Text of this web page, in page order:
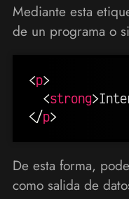
Mediante esta
de un programa o
<p>
<strong>
</p>
De esta forma,
como salida de